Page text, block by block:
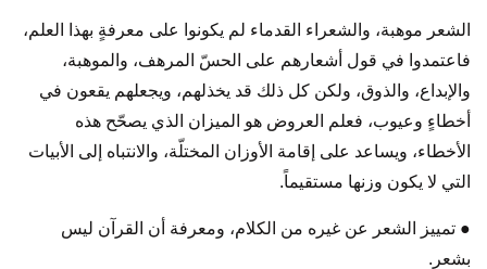
الشعر موهبة، والشعراء القدماء لم يكونوا على معرفةٍ بهذا العلم،
فاعتمدوا في قول أشعارهم على الحسّ المرهف، والموهبة،
والإبداع، والذوق، ولكن كل ذلك قد يخذلهم، ويجعلهم يقعون في
أخطاءٍ وعيوب، فعلم العروض هو الميزان الذي يصحّح هذه
الأخطاء، ويساعد على إقامة الأوزان المختلّة، والانتباه إلى الأبيات
التي لا يكون وزنها مستقيماً.
● تمييز الشعر عن غيره من الكلام، ومعرفة أن القرآن ليس
بشعر.